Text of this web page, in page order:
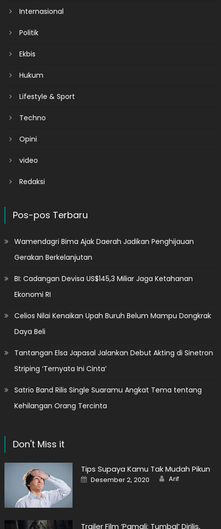
Internasional
Politik
Ekbis
Hukum
Lifestyle & Sport
Techno
Opini
video
Redaksi
Pos-pos Terbaru
Wamendagri Bima Ajak Daerah Jadikan Penghijauan
Gerakan Berkelanjutan
BI: Cadangan Devisa US$145,3 Miliar Jaga Ketahanan
Ekonomi RI
Celios Nilai Kenaikan Upah Buruh Belum Mampu Dongkrak
Daya Beli
Tantangan Elsa Japasal Jalankan Debut Akting di Sinetron
Striping ‘Ternyata Ini Cinta’
Satrio Band Rilis Single Suaramu Angkat Tema tentang
Kehilangan Orang Tercinta
Don't Miss it
Tips Supaya Kamu Tak Mudah Pikun
Posted
on
Desember 2, 2020 Author
Arif
Trailer Film ‘Pamali: Tumbal’ Dirilis,